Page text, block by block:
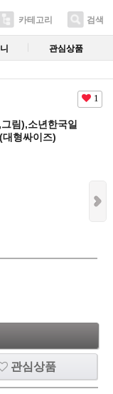
카테고리 검색
관심상품
1
림),소년한국일
형싸이즈)
관심상품